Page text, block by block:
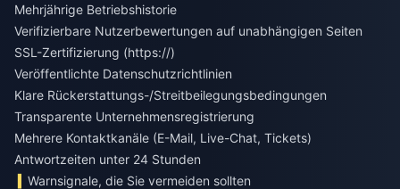
Mehrjährige Betriebshistorie
Verifizierbare Nutzerbewertungen auf unabhängigen Seiten
SSL-Zertifizierung (https://)
Veröffentlichte Datenschutzrichtlinien
Klare Rückerstattungs-/Streitbeilegungsbedingungen
Transparente Unternehmensregistrierung
Mehrere Kontaktkanäle (E-Mail, Live-Chat, Tickets)
Antwortzeiten unter 24 Stunden
Warnsignale, die Sie vermeiden sollten